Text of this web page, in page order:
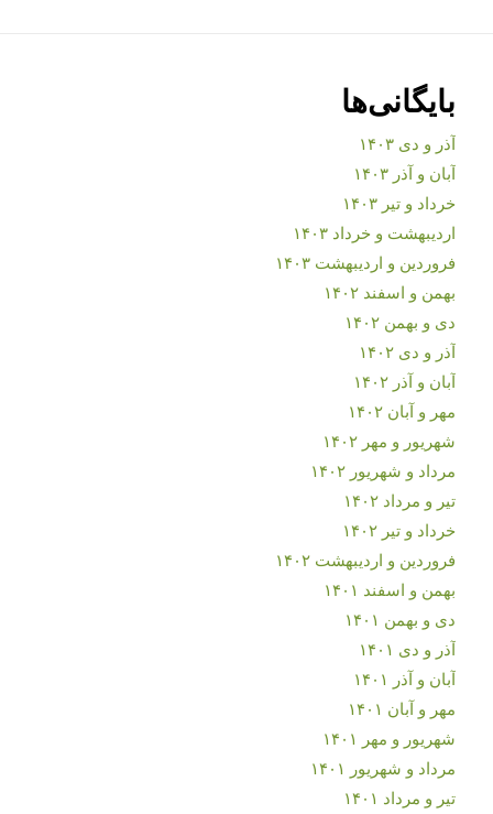
بایگانی‌ها
آذر و دی ۱۴۰۳
آبان و آذر ۱۴۰۳
خرداد و تیر ۱۴۰۳
اردیبهشت و خرداد ۱۴۰۳
فروردین و اردیبهشت ۱۴۰۳
بهمن و اسفند ۱۴۰۲
دی و بهمن ۱۴۰۲
آذر و دی ۱۴۰۲
آبان و آذر ۱۴۰۲
مهر و آبان ۱۴۰۲
شهریور و مهر ۱۴۰۲
مرداد و شهریور ۱۴۰۲
تیر و مرداد ۱۴۰۲
خرداد و تیر ۱۴۰۲
فروردین و اردیبهشت ۱۴۰۲
بهمن و اسفند ۱۴۰۱
دی و بهمن ۱۴۰۱
آذر و دی ۱۴۰۱
آبان و آذر ۱۴۰۱
مهر و آبان ۱۴۰۱
شهریور و مهر ۱۴۰۱
مرداد و شهریور ۱۴۰۱
تیر و مرداد ۱۴۰۱